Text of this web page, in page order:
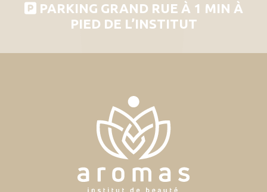
PARKING GRAND RUE À 1 MIN À
PIED DE L’INSTITUT